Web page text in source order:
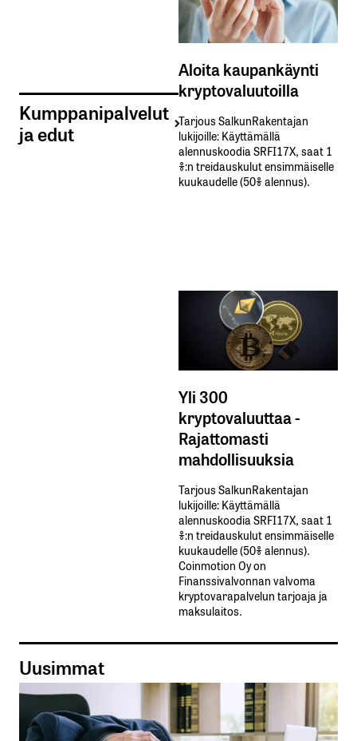
Kumppanipalvelut
ja edut
Aloita kaupankäynti
kryptovaluutoilla
Tarjous SalkunRakentajan
lukijoille: Käyttämällä​ ​
alennuskoodia​ ​SRFI17X,​ ​saat​ ​1
%:n treidauskulut​ ​ensimmäiselle​ ​
kuukaudelle​ ​(50%​ ​alennus).
Yli 300
kryptovaluuttaa -
Rajattomasti
mahdollisuuksia
Tarjous SalkunRakentajan
lukijoille: Käyttämällä​ ​
alennuskoodia​ ​SRFI17X,​ ​saat​ ​1
%:n treidauskulut​ ​ensimmäiselle​ ​
kuukaudelle​ ​(50%​ ​alennus).
Coinmotion Oy on
Finanssivalvonnan valvoma
kryptovarapalvelun tarjoaja ja
maksulaitos.
Uusimmat